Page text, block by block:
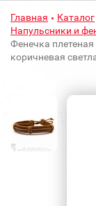
Главная Каталог
Напульсники и
Фенечка
коричневая